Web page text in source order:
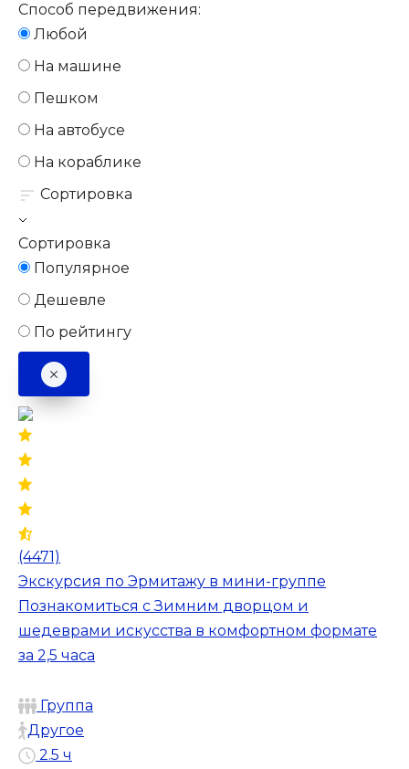
Способ передвижения:
Любой
На машине
Пешком
На автобусе
На кораблике
Сортировка
Сортировка
Популярное
Дешевле
По рейтингу
(4471)
Экскурсия по Эрмитажу в мини-группе
Познакомиться с Зимним дворцом и
шедеврами искусства в комфортном формате
за 2,5 часа
Группа
Другое
2.5 ч